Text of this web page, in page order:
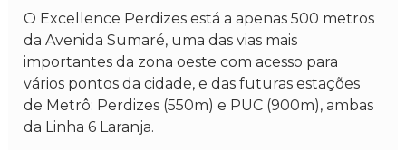
O Excellence Perdizes está a apenas 500 metros
da Avenida Sumaré, uma das vias mais
importantes da zona oeste com acesso para
vários pontos da cidade, e das futuras estações
de Metrô: Perdizes (550m) e PUC (900m), ambas
da Linha 6 Laranja.